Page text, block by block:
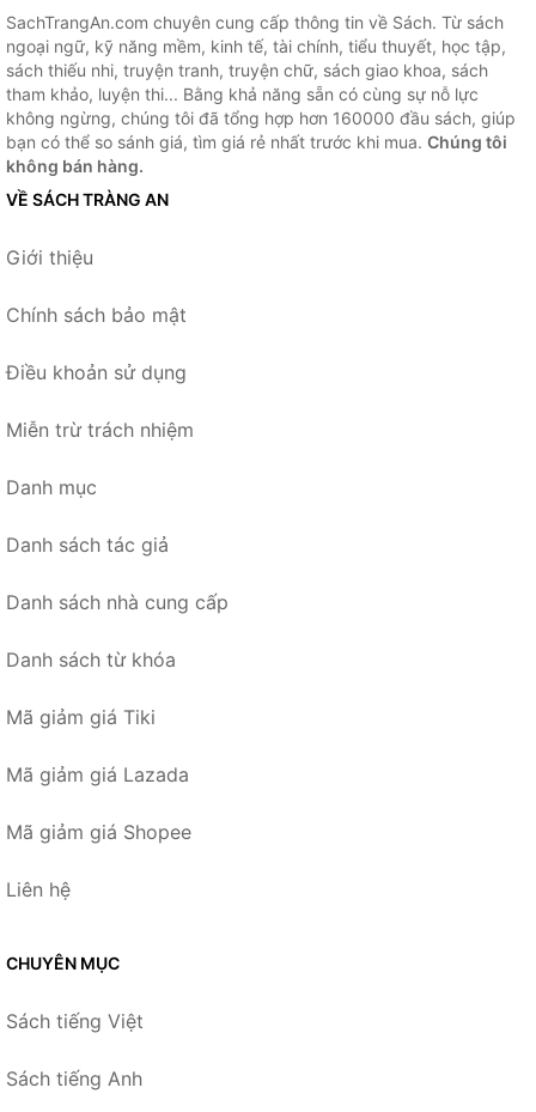
SachTrangAn.com chuyên cung cấp thông tin về Sách. Từ sách
ngoại ngữ, kỹ năng mềm, kinh tế, tài chính, tiểu thuyết, học tập,
sách thiếu nhi, truyện tranh, truyện chữ, sách giao khoa, sách
tham khảo, luyện thi... Bằng khả năng sẵn có cùng sự nỗ lực
không ngừng, chúng tôi đã tổng hợp hơn 160000 đầu sách, giúp
bạn có thể so sánh giá, tìm giá rẻ nhất trước khi mua. Chúng tôi
không bán hàng.
VỀ SÁCH TRÀNG AN
Giới thiệu
Chính sách bảo mật
Điều khoản sử dụng
Miễn trừ trách nhiệm
Danh mục
Danh sách tác giả
Danh sách nhà cung cấp
Danh sách từ khóa
Mã giảm giá Tiki
Mã giảm giá Lazada
Mã giảm giá Shopee
Liên hệ
CHUYÊN MỤC
Sách tiếng Việt
Sách tiếng Anh